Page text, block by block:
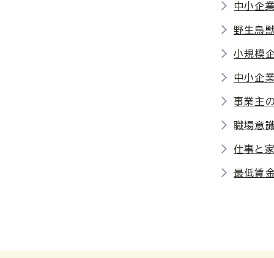
中小企
野生鳥
小規模
中小企
事業主
職場意
仕事と
最低賃